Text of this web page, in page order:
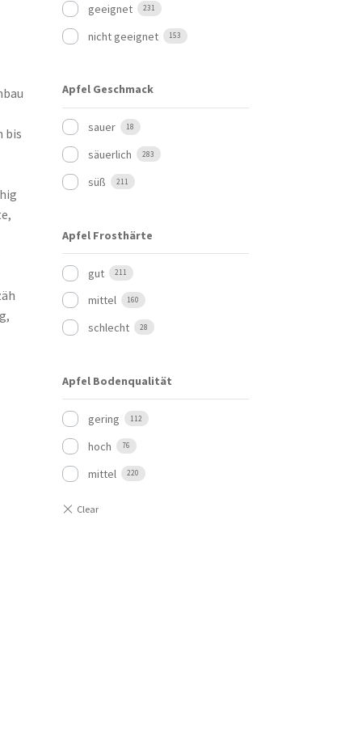
bis
geeignet 231
nicht geeignet 153
Apfel Geschmack
sauer 18
säuerlich 283
süß 211
Apfel Frosthärte
gut 211
mittel 160
schlecht 28
Apfel Bodenqualität
gering 112
hoch 76
mittel 220